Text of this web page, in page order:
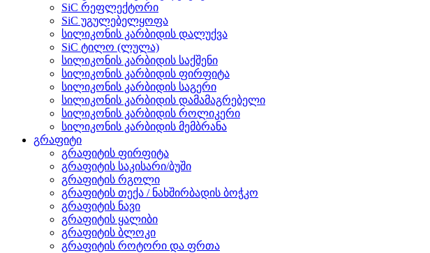
SiC რეფლექტორი
SiC უგულებელყოფა
სილიკონის კარბიდის დალუქვა
SiC ტილო (ლულა)
სილიკონის კარბიდის საქშენი
სილიკონის კარბიდის ფირფიტა
სილიკონის კარბიდის საგერი
სილიკონის კარბიდის დამამაგრებელი
სილიკონის კარბიდის როლიკერი
სილიკონის კარბიდის მემბრანა
გრაფიტი
გრაფიტის ფირფიტა
გრაფიტის საკისარი/ბუში
გრაფიტის რგოლი
გრაფიტის თექა / ნახშირბადის ბოჭკო
გრაფიტის ნავი
გრაფიტის ყალიბი
გრაფიტის ბლოკი
გრაფიტის როტორი და ფრთა